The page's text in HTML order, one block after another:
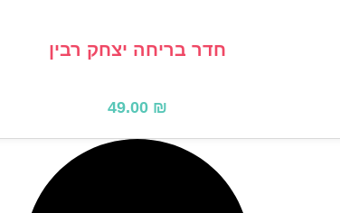
חדר בריחה יצחק רבין
49.00 ₪